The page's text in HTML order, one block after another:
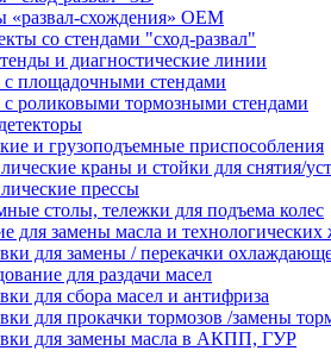
«развал-схождения» ОЕМ
со стендами "сход-развал"
и диагностические линии
площадочными стендами
роликовыми тормозными стендами
и грузоподъемные приспособления
краны и стойки для снятия/
прессы
столы, тележки для подъема колес
для замены масла и технологических
для замены / перекачки
для раздачи масел
для сбора масел и антифриза
для прокачки тормозов /замены
для замены масла в АКПП, ГУР